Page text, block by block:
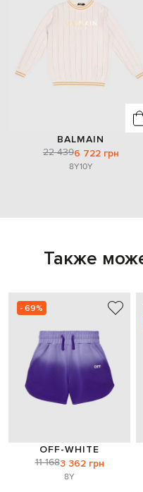
BALMAIN
22 4396 722 грн
8Y10Y
Также
- 69%
OFF-WHITE
11 1683 362 грн
8Y